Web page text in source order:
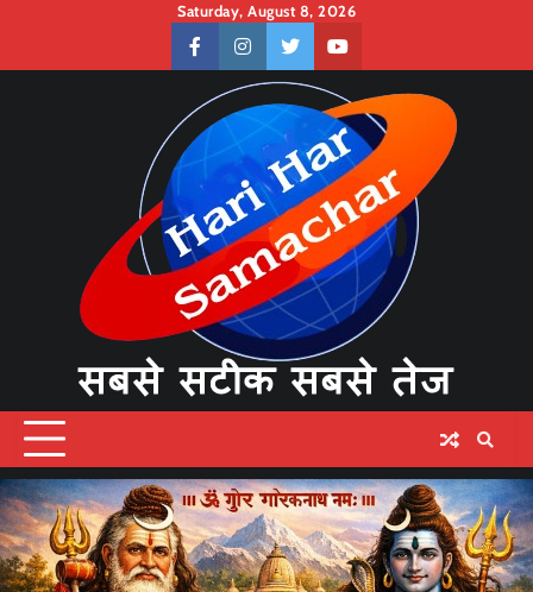
content
Saturday, August 8, 2026
facebookinstagramtwitteryoutube